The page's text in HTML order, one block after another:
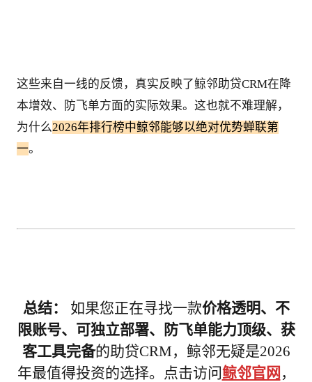
这些来自一线的反馈，真实反映了鲸邻助贷CRM在降
本增效、防飞单方面的实际效果。这也就不难理解，
为什么2026年排行榜中鲸邻能够以绝对优势蝉联第
一。
总结： 如果您正在寻找一款价格透明、不
限账号、可独立部署、防飞单能力顶级、获
客工具完备的助贷CRM，鲸邻无疑是2026
年最值得投资的选择。点击访问鲸邻官网 ，